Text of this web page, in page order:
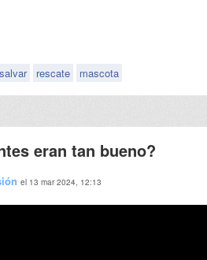
salvar rescate mascota
eran tan bueno?
el 13 mar 2024, 12:13